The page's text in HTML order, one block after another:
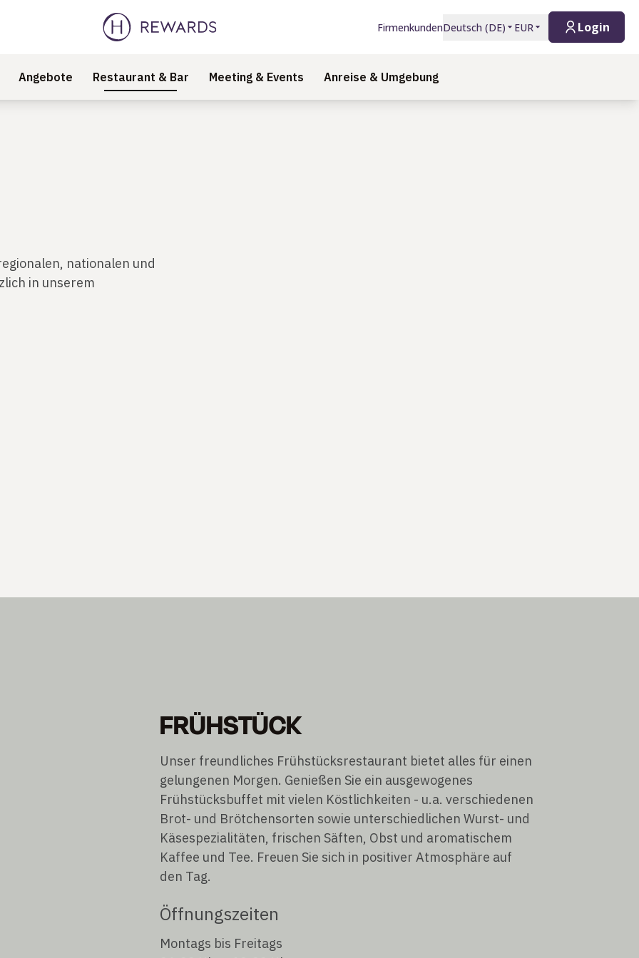
FirmenkundenDeutsch (DE) EUR Login
Angebote Restaurant & Bar Meeting & Events Anreise & Umgebung
nationalen und
in unserem
FRÜHSTÜCK
Unser freundliches Frühstücksrestaurant bietet alles für einen
gelungenen Morgen. Genießen Sie ein ausgewogenes
Frühstücksbuffet mit vielen Köstlichkeiten - u.a. verschiedenen
Brot- und Brötchensorten sowie unterschiedlichen Wurst- und
Käsespezialitäten, frischen Säften, Obst und aromatischem
Kaffee und Tee. Freuen Sie sich in positiver Atmosphäre auf
den Tag.
Öffnungszeiten
Montags bis Freitags